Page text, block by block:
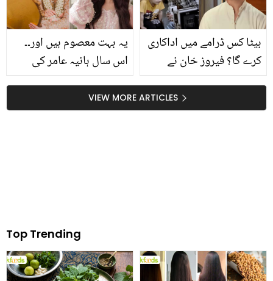
یہ بہت معصوم ہیں اور۔۔
اس سال ہانیہ عامر کی
زندگی میں کیا کچھ ہونے
والا ہے؟ ماہر نجوم کی
دلچسپ پپیش گوئی
بیٹا کس ڈرامے میں اداکاری
کرے گا؟ فیروز خان نے
اشاروں اشاروں میں بتا دیا
VIEW MORE ARTICLES
Top Trending